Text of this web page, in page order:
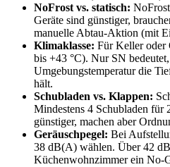
NoFrost vs. statisch:
Geräte sind günstiger,
manuelle Abtau-Aktion (mit
Klimaklasse: Für Keller oder
bis +43 °C). Nur SN
Umgebungstemperatur die
hält.
Schubladen vs. Klappen:
Mindestens 4 Schubladen für
günstiger, machen aber
Geräuschpegel: Bei
38 dB(A) wählen. Über 42
Küchenwohnzimmer ein No-